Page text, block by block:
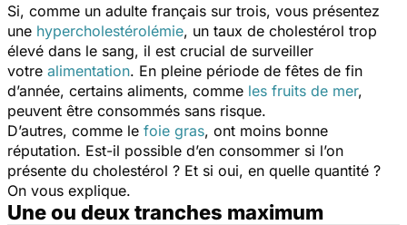
Si, comme un adulte français sur trois, vous présentez
une hypercholestérolémie, un taux de cholestérol trop
élevé dans le sang, il est crucial de surveiller
votre alimentation. En pleine période de fêtes de fin
d’année, certains aliments, comme les fruits de mer,
peuvent être consommés sans risque.
D’autres, comme le foie gras, ont moins bonne
réputation. Est-il possible d’en consommer si l’on
présente du cholestérol ? Et si oui, en quelle quantité ?
On vous explique.
Une ou deux tranches maximum